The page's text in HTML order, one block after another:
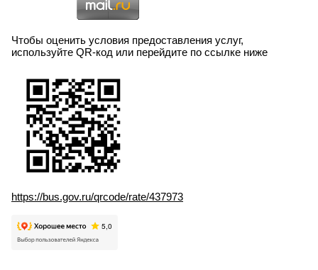
Чтобы оценить условия предоставления услуг,
используйте QR-код или перейдите по ссылке ниже
https://bus.gov.ru/qrcode/rate/437973